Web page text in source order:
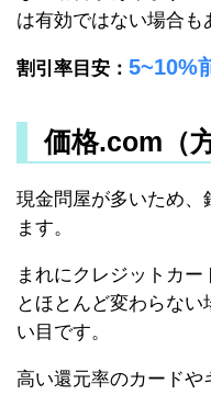
は有効ではない場合も
割引率目安： 5~10%
価格.com（
現金問屋が多いため、
ます。
まれにクレジットカ
とほとんど変わらな
い目です。
高い還元率のカードや